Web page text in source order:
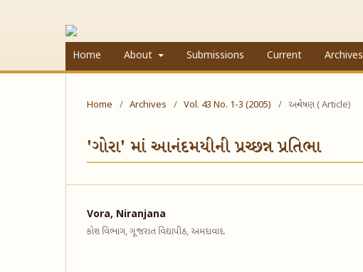
Home About Submissions Current Archives
Home / Archives / Vol. 43 No. 1-3 (2005) / અન્વેષણ ( Article)
'ગોરા' માં આનંદમયીની પ્રચ્છન્ન પ્રતિભા
Vora, Niranjana
કોશ વિભાગ, ગૂજરાત વિદ્યાપીઠ, અમદાવાદ.